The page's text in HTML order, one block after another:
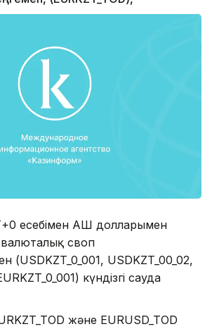
есебімен АҚШ долларымен
валюталық своп
(USDKZT_0_001, USDKZT_00_02,
күндізгі сауда
және EURUSD_TOD